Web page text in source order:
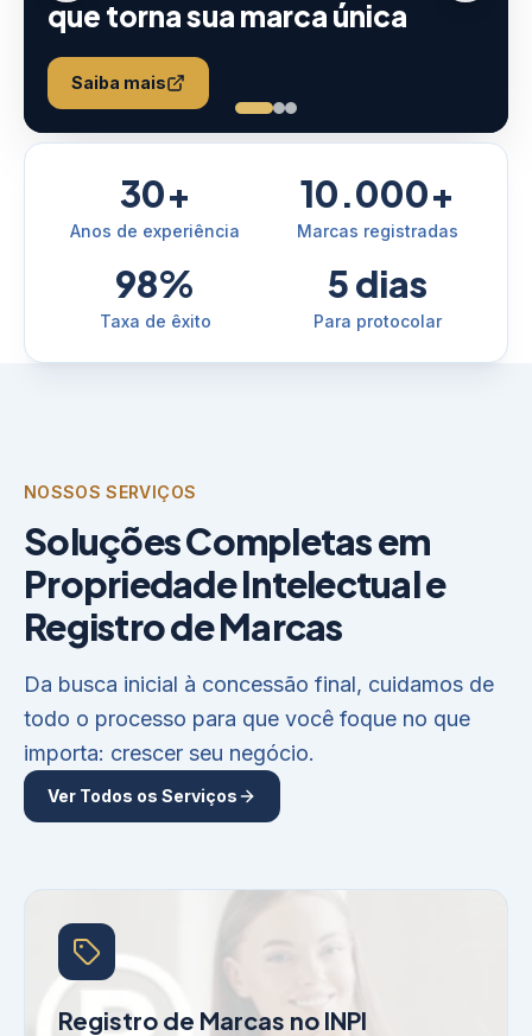
que torna sua marca única
Saiba mais
30+
Anos de experiência
10.000+
Marcas registradas
98%
Taxa de êxito
5 dias
Para protocolar
NOSSOS SERVIÇOS
Soluções Completas em
Propriedade Intelectual e
Registro de Marcas
Da busca inicial à concessão final, cuidamos de
todo o processo para que você foque no que
importa: crescer seu negócio.
Ver Todos os Serviços
Registro de Marcas no INPI